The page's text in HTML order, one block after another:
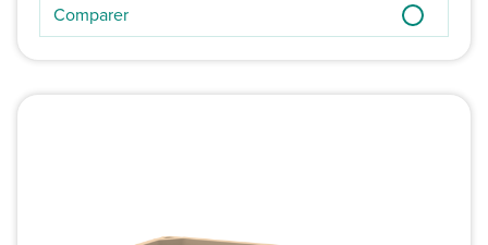
Comparer